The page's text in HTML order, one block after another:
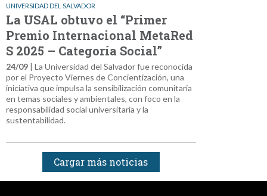
UNIVERSIDAD DEL SALVADOR
La USAL obtuvo el “Primer
Premio Internacional MetaRed
S 2025 – Categoría Social”
24/09 | La Universidad del Salvador fue reconocida
por el Proyecto Viernes de Concientización, una
iniciativa que impulsa la sensibilización comunitaria
en temas sociales y ambientales, con foco en la
responsabilidad social universitaria y la
sustentabilidad.
Cargar más noticias